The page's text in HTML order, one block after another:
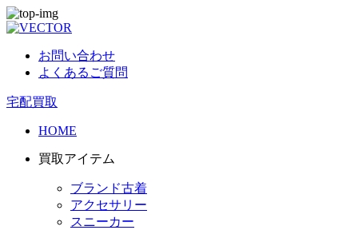
お問い合わせ
よくあるご質問
宅配買取
HOME
買取アイテム
ブランド古着
アクセサリー
スニーカー